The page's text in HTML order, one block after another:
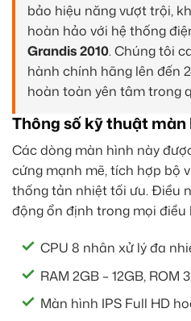
bảo hiệu năng vượt trội,
hoàn hảo với hệ thống
Grandis 2010. Chúng tôi
hành chính hãng lên đến
hoàn toàn yên tâm trong
Thông số kỹ thuật
Các dòng màn hình này
cứng mạnh mẽ, tích hợp bộ
thống tản nhiệt tối ưu. Điều
động ổn định trong mọi
CPU 8 nhân xử lý đa
RAM 2GB – 12GB, ROM
Màn hình IPS Full HD